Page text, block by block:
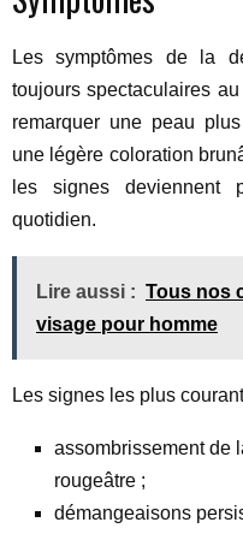
Les symptômes de la
toujours spectaculaires
remarquer une peau
une légère coloration
les signes
quotidien.
Lire aussi : Tous nos
visage pour homme
Les signes les plus
assombrissement de
rougeâtre ;
démangeaisons